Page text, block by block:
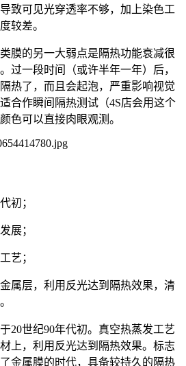
致可见光穿透率不够，加上染色工
较差。
膜的另一大弱点是隔热功能衰减很
过一段时间（或许半年一年）后，
热了，而且会起泡，严重影响视觉
合作瞬间隔热测试（4S店会用这个
色可以直接肉眼观测。
初；
展；
艺；
属层，利用反光达到隔热效果，清
20世纪90年代初。真空热蒸发工艺
上，利用反光达到隔热效果。标志
金属膜的时代，具备较持久的隔热